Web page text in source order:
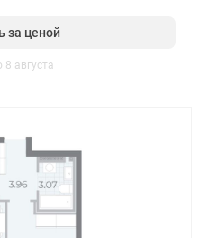
за ценой
8 августа